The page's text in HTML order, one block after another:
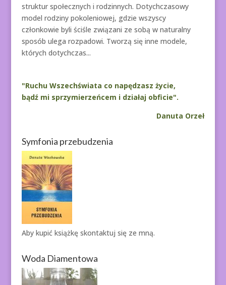
struktur społecznych i rodzinnych. Dotychczasowy
model rodziny pokoleniowej, gdzie wszyscy
członkowie byli ściśle związani ze sobą w naturalny
sposób ulega rozpadowi. Tworzą się inne modele,
których dotychczas...
"Ruchu Wszechświata co napędzasz życie,
bądź mi sprzymierzeńcem i działaj obficie".
Danuta Orzeł
Symfonia przebudzenia
Aby kupić książkę skontaktuj się ze mną.
Woda Diamentowa